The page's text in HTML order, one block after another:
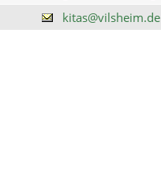
kitas@vilsheim.de